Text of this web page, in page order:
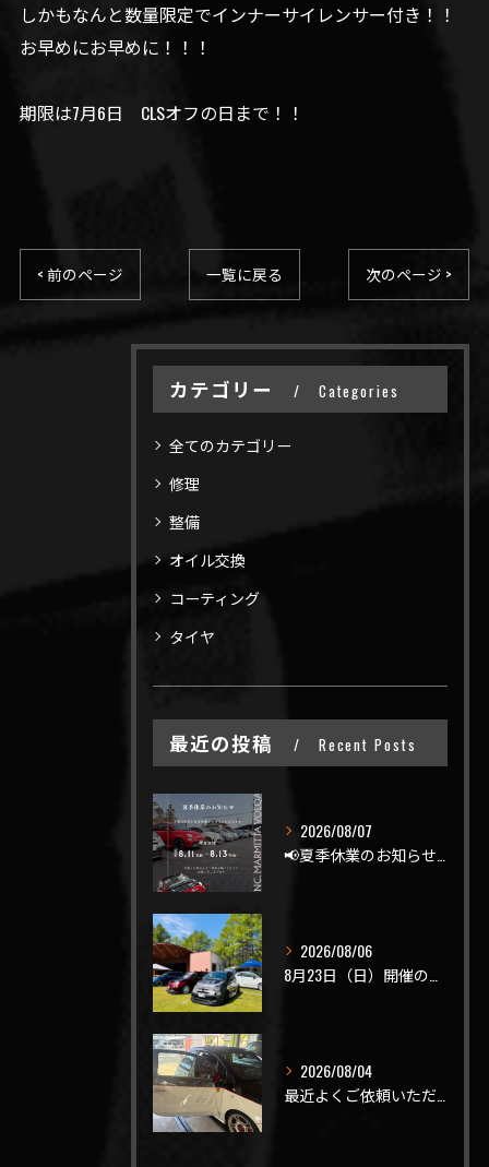
しかもなんと数量限定でインナーサイレンサー付き！！
お早めにお早めに！！！
期限は7月6日 CLSオフの日まで！！
< 前のページ 一覧に戻る 次のページ >
カテゴリー Categories
全てのカテゴリー
修理
整備
オイル交換
コーティング
タイヤ
最近の投稿 Recent Posts
2026/08/07
2026/08/06
2026/08/04